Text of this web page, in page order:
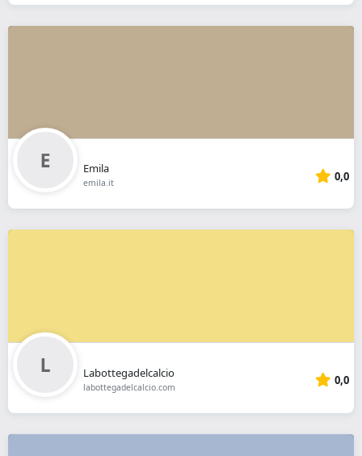
Emila
emila.it 0,0
Labottegadelcalcio
labottegadelcalcio.com 0,0